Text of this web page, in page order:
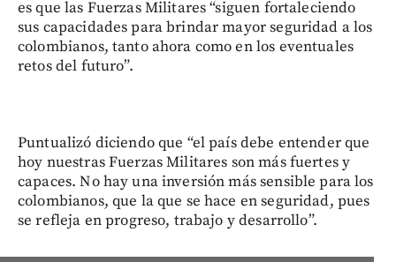
es que las Fuerzas Militares “siguen fortaleciendo
sus capacidades para brindar mayor seguridad a los
colombianos, tanto ahora como en los eventuales
retos del futuro”.
Puntualizó diciendo que “el país debe entender que
hoy nuestras Fuerzas Militares son más fuertes y
capaces. No hay una inversión más sensible para los
colombianos, que la que se hace en seguridad, pues
se refleja en progreso, trabajo y desarrollo”.